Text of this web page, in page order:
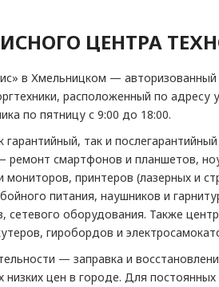
ЦЕНТРА
в Хмельницком —
расположенный по адресу
по пятницу с 9:00 до 18:00.
гарантийный, так и
смартфонов и планшетов,
мониторов, принтеров (лазерных и
питания, наушников и
сетевого оборудования. Также
гиробордов и
— заправка и
цен в городе. Для
системы
акустика
LED-